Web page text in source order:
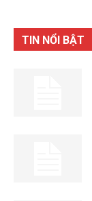
TIN NỔI BẬT